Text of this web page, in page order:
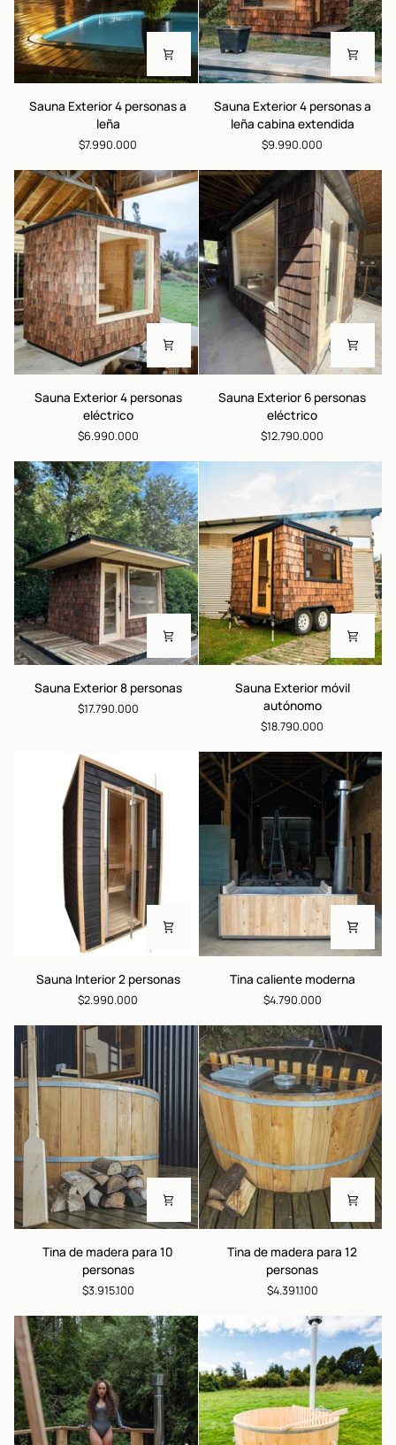
Sauna
Exterior
a
leña
Sauna Exterior 4 personas a
leña
$7.990.000
Sauna
Exterior
a
leña
cabina
extendida
Sauna Exterior 4 personas a
leña cabina extendida
$9.990.000
Sauna
Exterior
eléctrico
Sauna Exterior 4 personas
eléctrico
$6.990.000
Sauna
Exterior
eléctrico
Sauna Exterior 6 personas
eléctrico
$12.790.000
Sauna
Exterior
Sauna Exterior 8 personas
$17.790.000
Sauna
Exterior
autónomo
Sauna Exterior móvil
autónomo
$18.790.000
Sauna
Interior
personas
Sauna Interior 2 personas
$2.990.000
Tina
caliente
Tina caliente moderna
$4.790.000
Tina
10
personas
Tina de madera para 10
personas
$3.915.100
Tina
personas
Tina de madera para 12
personas
$4.391.100